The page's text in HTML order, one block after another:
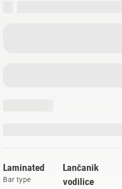
Laminated
Bar type
Lančanik
vodilice